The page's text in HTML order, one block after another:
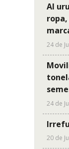
Al
24 de
24 de
20 de